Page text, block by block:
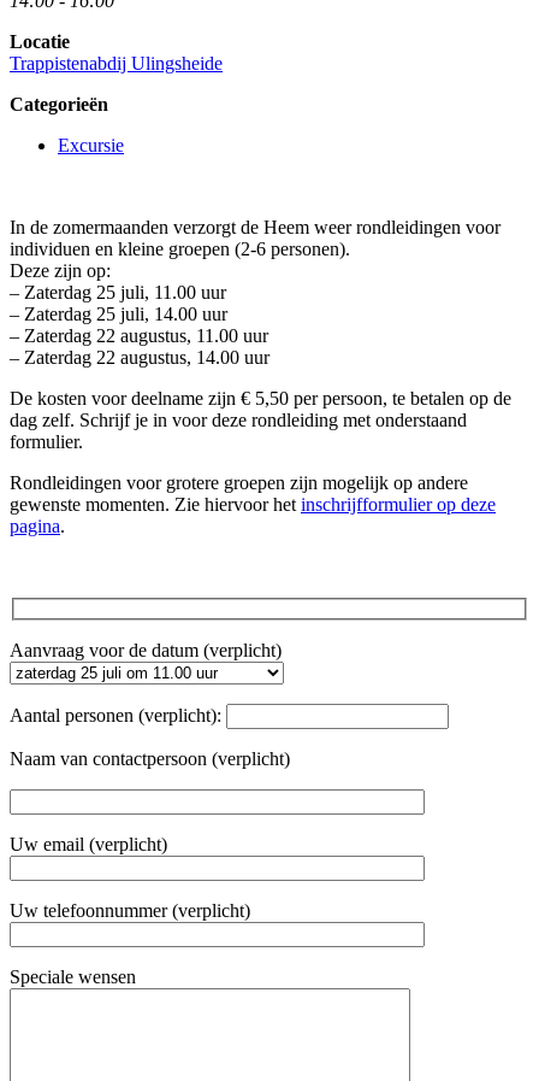
Locatie
Trappistenabdij Ulingsheide
Categorieën
Excursie
In de zomermaanden verzorgt de Heem weer rondleidingen voor
individuen en kleine groepen (2-6 personen).
Deze zijn op:
– Zaterdag 25 juli, 11.00 uur
– Zaterdag 25 juli, 14.00 uur
– Zaterdag 22 augustus, 11.00 uur
– Zaterdag 22 augustus, 14.00 uur
De kosten voor deelname zijn € 5,50 per persoon, te betalen op de
dag zelf. Schrijf je in voor deze rondleiding met onderstaand
formulier.
Rondleidingen voor grotere groepen zijn mogelijk op andere
gewenste momenten. Zie hiervoor het inschrijfformulier op deze
pagina.
Aanvraag voor de datum (verplicht)
Aantal personen (verplicht):
Naam van contactpersoon (verplicht)
Uw email (verplicht)
Uw telefoonnummer (verplicht)
Speciale wensen